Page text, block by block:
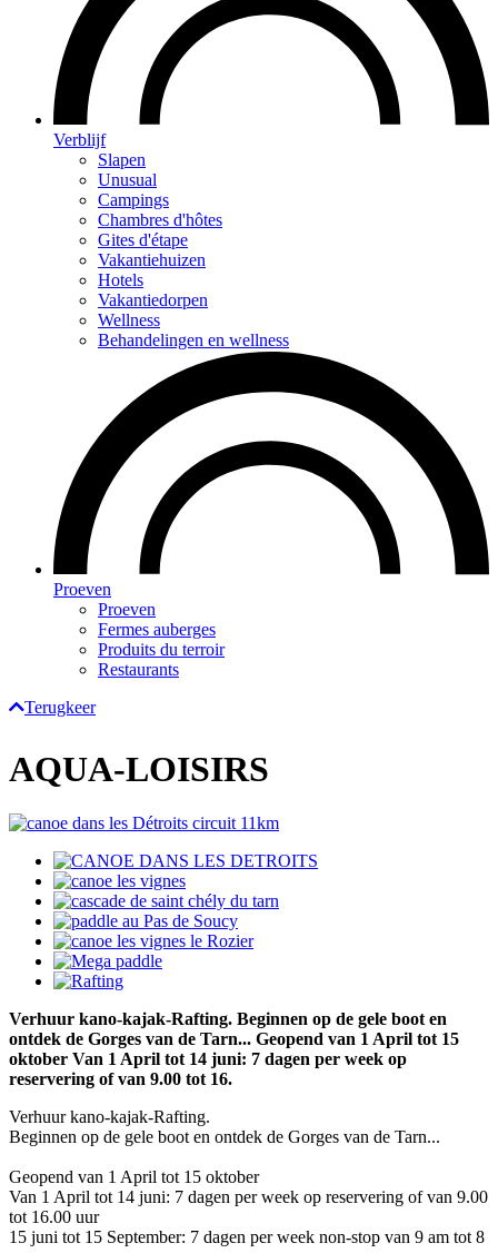
Verblijf
Slapen
Unusual
Campings
Chambres d'hôtes
Gites d'étape
Vakantiehuizen
Hotels
Vakantiedorpen
Wellness
Behandelingen en wellness
Proeven
Proeven
Fermes auberges
Produits du terroir
Restaurants
Terugkeer
AQUA-LOISIRS
Verhuur kano-kajak-Rafting. Beginnen op de gele boot en
ontdek de Gorges van de Tarn... Geopend van 1 April tot 15
oktober Van 1 April tot 14 juni: 7 dagen per week op
reservering of van 9.00 tot 16.
Verhuur kano-kajak-Rafting.
Beginnen op de gele boot en ontdek de Gorges van de Tarn...
Geopend van 1 April tot 15 oktober
Van 1 April tot 14 juni: 7 dagen per week op reservering of van 9.00
tot 16.00 uur
15 juni tot 15 September: 7 dagen per week non-stop van 9 am tot 8